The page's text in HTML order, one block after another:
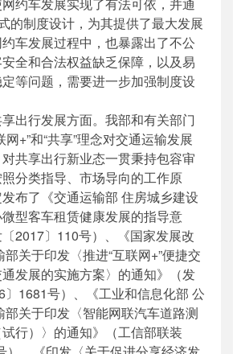
约车发展实现了有法可依，并通
的制度设计，为其提供了最大发展
车发展过程中，也暴露出了不公
全和合法权益缺乏保障，以及易
等问题，需要进一步加强制度设
出行发展方面。我部和有关部门
网+”和“共享”理念对交通运输发展
共享出行新业态一贯秉持包容审
分类指导、市场导向的工作原
布了《交通运输部 住房城乡建设
型客车租赁健康发展的指导意
2017〕110号）、《国家发展改
关于印发〈推进“互联网+”便捷交
发展的实施方案〉的通知》（发
〕1681号）、《工业和信息化部 公
部关于印发〈智能网联汽车道路测
行）〉的通知》（工信部联装